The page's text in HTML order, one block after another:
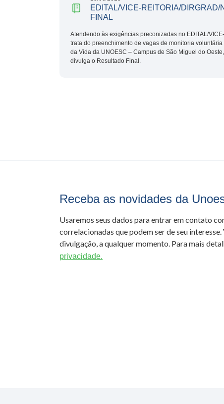
EDITAL/VICE-REITORIA/DIRGRAD/
FINAL
Atendendo às exigências preconizadas no EDITAL/
trata do preenchimento de vagas de monitoria
da Vida da UNOESC – Campus de São Miguel do
divulga o Resultado Final.
Receba as novidades da
Usaremos seus dados para entrar em contato
correlacionadas que podem ser de seu
divulgação, a qualquer momento. Para mais
privacidade.